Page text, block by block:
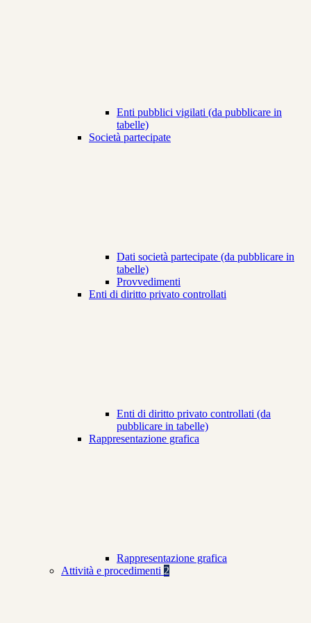
Enti pubblici vigilati (da pubblicare in
tabelle)
Società partecipate
Dati società partecipate (da pubblicare in
tabelle)
Provvedimenti
Enti di diritto privato controllati
Enti di diritto privato controllati (da
pubblicare in tabelle)
Rappresentazione grafica
Rappresentazione grafica
Attività e procedimenti 2